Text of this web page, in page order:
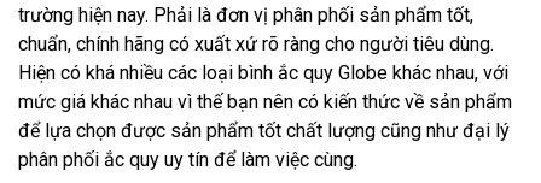
trường hiện nay. Phải là đơn vị phân phối sản phẩm tốt,
chuẩn, chính hãng có xuất xứ rõ ràng cho người tiêu dùng.
Hiện có khá nhiều các loại bình ắc quy Globe khác nhau, với
mức giá khác nhau vì thế bạn nên có kiến thức về sản phẩm
để lựa chọn được sản phẩm tốt chất lượng cũng như đại lý
phân phối ắc quy uy tín để làm việc cùng.